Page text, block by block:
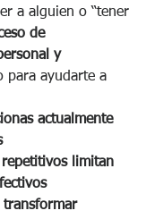
a alguien o “tener
de
y
para ayudarte a
actualmente
limitan
transformar